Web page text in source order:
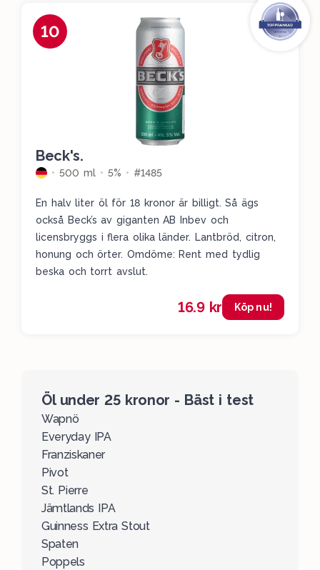
10
Beck's.
500 ml 5% #1485
En halv liter öl för 18 kronor är billigt. Så ägs
också Beck’s av giganten AB Inbev och
licensbryggs i flera olika länder. Lantbröd, citron,
honung och örter. Omdöme: Rent med tydlig
beska och torrt avslut.
16.9 kr Köp nu!
Öl under 25 kronor - Bäst i test
Wapnö
Everyday IPA
Franziskaner
Pivot
St. Pierre
Jämtlands IPA
Guinness Extra Stout
Spaten
Poppels